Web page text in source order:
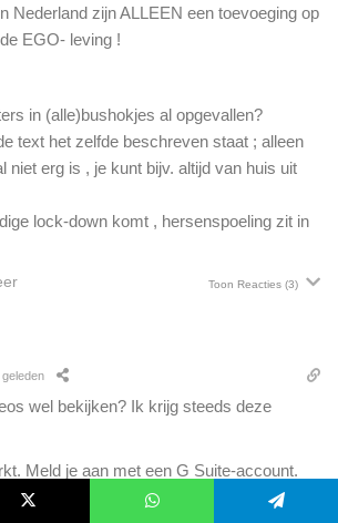
Nederland zijn ALLEEN een toevoeging op
EGO- leving !
in (alle)bushokjes al opgevallen?
text het zelfde beschreven staat ; alleen
niet erg is , je kunt bijv. altijd van huis uit
lock-down komt , hersenspoeling zit in
Toon Reacties (3)
wel bekijken? Ik krijg steeds deze
Meld je aan met een G Suite-account.